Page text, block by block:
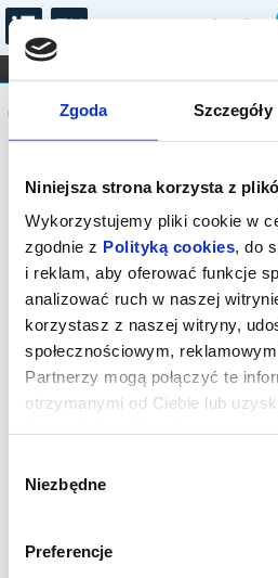
Zgoda Szczegóły
Niniejsza strona korzysta z
Wykorzystujemy pliki cookie w
zgodnie z Polityką cookies, do
i reklam, aby oferować funkcje
analizować ruch w naszej
korzystasz z naszej witryny,
społecznościowym,
Partnerzy mogą połączyć te
otrzymanymi od Ciebie lub
zgody
Niezbędne
Preferencje
FILHARMONIA OPERA I BALET
DLA DZIECI
Komunikat
Sprzedaż biletów on-
została zakończona.